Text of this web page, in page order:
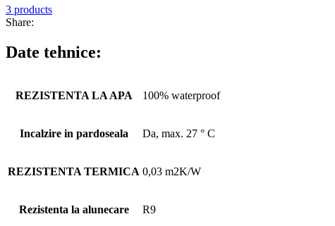
3 products
Share:
Date tehnice:
REZISTENTA LA APA 100% waterproof
Incalzire in pardoseala Da, max. 27 ° C
REZISTENTA TERMICA 0,03 m2K/W
Rezistenta la alunecare R9